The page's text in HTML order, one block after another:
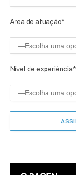
Área de atuação*
Nível de experiência*